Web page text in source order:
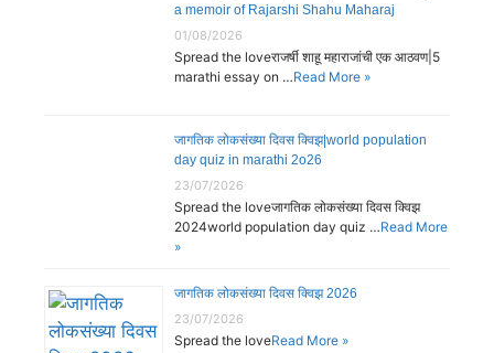
a memoir of Rajarshi Shahu Maharaj
01/08/2026
Spread the loveराजर्षी शाहू महाराजांची एक आठवण|5
marathi essay on …Read More »
जागतिक लोकसंख्या दिवस क्विझ|world population
day quiz in marathi 2o26
23/07/2026
Spread the loveजागतिक लोकसंख्या दिवस क्विझ
2024world population day quiz …Read More
»
जागतिक लोकसंख्या दिवस क्विझ 2026
23/07/2026
Spread the loveRead More »